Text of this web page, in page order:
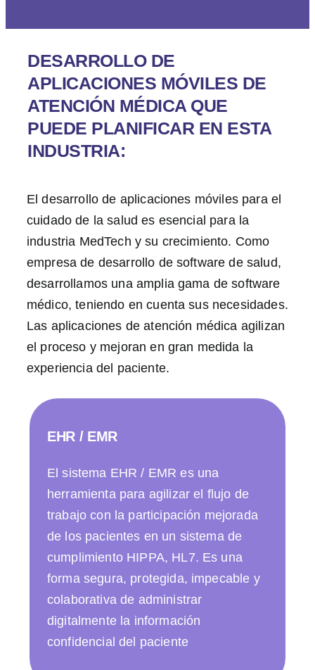
DESARROLLO DE
APLICACIONES MÓVILES DE
ATENCIÓN MÉDICA QUE
PUEDE PLANIFICAR EN ESTA
INDUSTRIA:
El desarrollo de aplicaciones móviles para el
cuidado de la salud es esencial para la
industria MedTech y su crecimiento. Como
empresa de desarrollo de software de salud,
desarrollamos una amplia gama de software
médico, teniendo en cuenta sus necesidades.
Las aplicaciones de atención médica agilizan
el proceso y mejoran en gran medida la
experiencia del paciente.
EHR / EMR
El sistema EHR / EMR es una
herramienta para agilizar el flujo de
trabajo con la participación mejorada
de los pacientes en un sistema de
cumplimiento HIPPA, HL7. Es una
forma segura, protegida, impecable y
colaborativa de administrar
digitalmente la información
confidencial del paciente